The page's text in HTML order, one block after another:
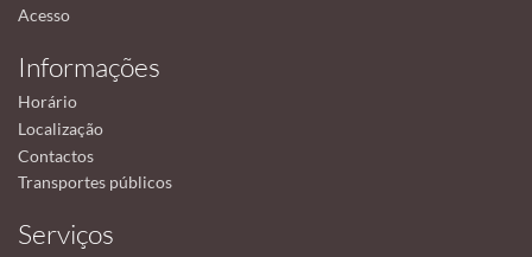
Acesso
Informações
Horário
Localização
Contactos
Transportes públicos
Serviços